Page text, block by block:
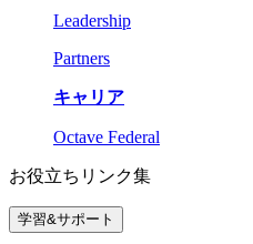
Leadership
Partners
キャリア
Octave Federal
お役立ちリンク集
学習&サポート